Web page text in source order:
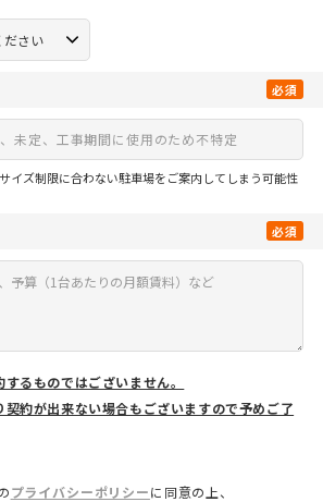
必須
イズ制限に合わない駐車場をご案内してしまう可能性
必須
るものではございません。
約が出来ない場合もございますので予めご了
プライバシーポリシーに同意の上、